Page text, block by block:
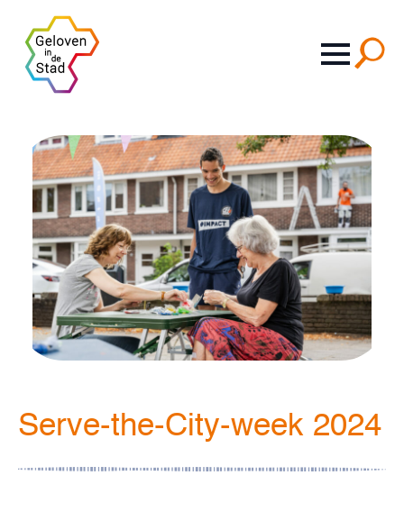
Serve-the-City-week 2024